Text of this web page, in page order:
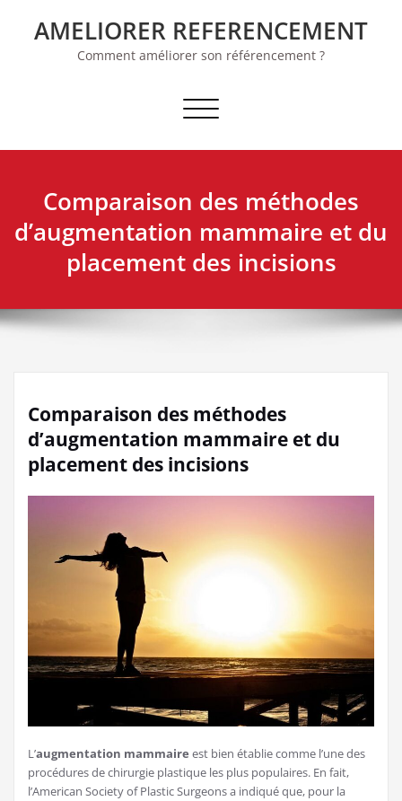
AMELIORER REFERENCEMENT
Comment améliorer son référencement ?
Afficher/masquer la navigation
Comparaison des méthodes
d’augmentation mammaire et du
placement des incisions
Comparaison des méthodes
d’augmentation mammaire et du
placement des incisions
L’augmentation mammaire est bien établie comme l’une des
procédures de chirurgie plastique les plus populaires. En fait,
l’American Society of Plastic Surgeons a indiqué que, pour la